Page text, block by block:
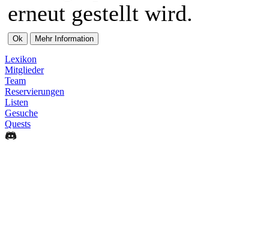
erneut gestellt wird.
Lexikon
Mitglieder
Team
Reservierungen
Listen
Gesuche
Quests